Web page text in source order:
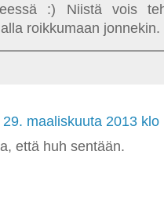
:) Niistä vois
roikkumaan jonnekin.
29. maaliskuuta 2013 klo
että huh sentään.